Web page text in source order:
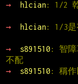
→
hlcian: 1/2 乾
→
hlcian: 1/3是
→
s891510 : 智障
不配
→
s891510 : 稱作